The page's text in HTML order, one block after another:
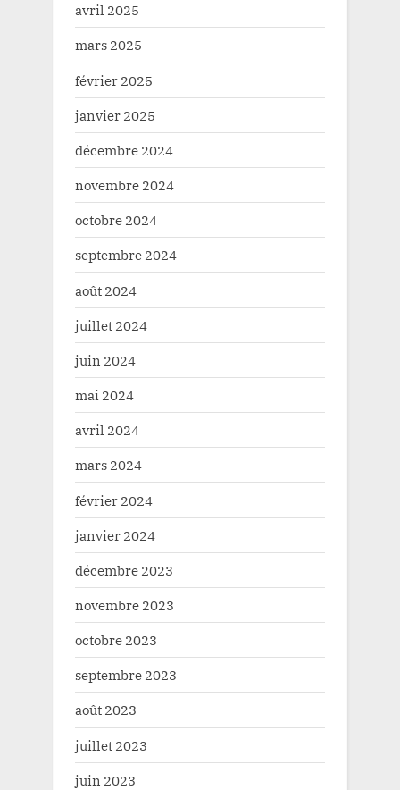
avril 2025
mars 2025
février 2025
janvier 2025
décembre 2024
novembre 2024
octobre 2024
septembre 2024
août 2024
juillet 2024
juin 2024
mai 2024
avril 2024
mars 2024
février 2024
janvier 2024
décembre 2023
novembre 2023
octobre 2023
septembre 2023
août 2023
juillet 2023
juin 2023